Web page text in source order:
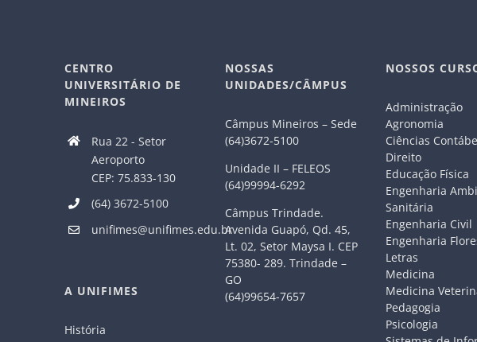
CENTRO
UNIVERSITÁRIO DE
MINEIROS
Rua 22 - Setor
Aeroporto
CEP: 75.833-130
(64) 3672-5100
unifimes@unifimes.edu.br
A UNIFIMES
História
NOSSAS
UNIDADES/CÂMPUS
Câmpus Mineiros – Sede
(64)3672-5100
Unidade II – FELEOS
(64)99994-6292
Câmpus Trindade.
Avenida Guapó, Qd. 45,
Lt. 02, Setor Maysa I. CEP
75380- 289. Trindade –
GO
(64)99654-7657
NOSSOS
Administração
Agronomia
Ciências
Direito
Educação Física
Engenharia
Sanitária
Engenharia Civil
Engenharia
Letras
Medicina
Medicina
Pedagogia
Psicologia